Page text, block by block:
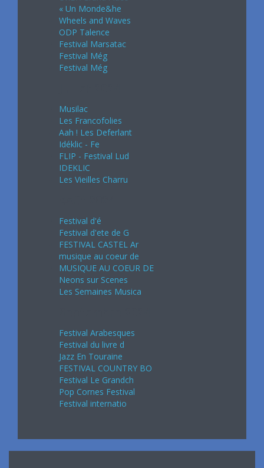
« Un Monde&he
Wheels and Waves
ODP Talence
Festival Marsatac
Festival Még
Festival Még
Musilac
Les Francofolies
Aah ! Les Deferlant
Idéklic - Fe
FLIP - Festival Lud
IDEKLIC
Les Vieilles Charru
Festival d'é
Festival d'ete de G
FESTIVAL CASTEL Ar
musique au coeur de
MUSIQUE AU COEUR DE
Neons sur Scenes
Les Semaines Musica
Festival Arabesques
Festival du livre d
Jazz En Touraine
FESTIVAL COUNTRY BO
Festival Le Grandch
Pop Cornes Festival
Festival internatio